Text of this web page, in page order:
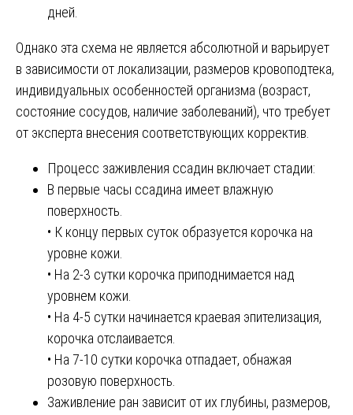
дней.
Однако эта схема не является абсолютной и варьирует
в зависимости от локализации, размеров кровоподтека,
индивидуальных особенностей организма (возраст,
состояние сосудов, наличие заболеваний), что требует
от эксперта внесения соответствующих корректив.
Процесс заживления ссадин включает стадии:
В первые часы ссадина имеет влажную
поверхность.
• К концу первых суток образуется корочка на
уровне кожи.
• На 2-3 сутки корочка приподнимается над
уровнем кожи.
• На 4-5 сутки начинается краевая эпителизация,
корочка отслаивается.
• На 7-10 сутки корочка отпадает, обнажая
розовую поверхность.
Заживление ран зависит от их глубины, размеров,